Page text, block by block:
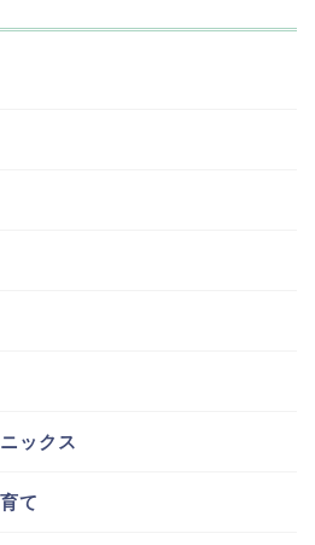
ックス
て